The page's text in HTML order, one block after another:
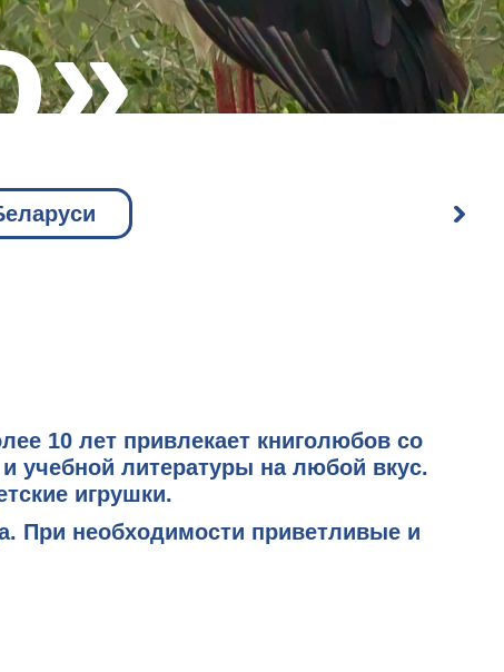
10 лет привлекает книголюбов со
учебной литературы на любой вкус.
игрушки.
При необходимости приветливые и